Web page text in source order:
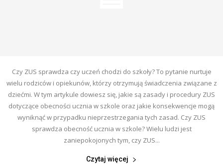
Czy ZUS sprawdza czy uczeń chodzi do szkoły? To pytanie nurtuje
wielu rodziców i opiekunów, którzy otrzymują świadczenia związane z
dziećmi. W tym artykule dowiesz się, jakie są zasady i procedury ZUS
dotyczące obecności ucznia w szkole oraz jakie konsekwencje mogą
wyniknąć w przypadku nieprzestrzegania tych zasad. Czy ZUS
sprawdza obecność ucznia w szkole? Wielu ludzi jest
zaniepokojonych tym, czy ZUS...
Czytaj więcej